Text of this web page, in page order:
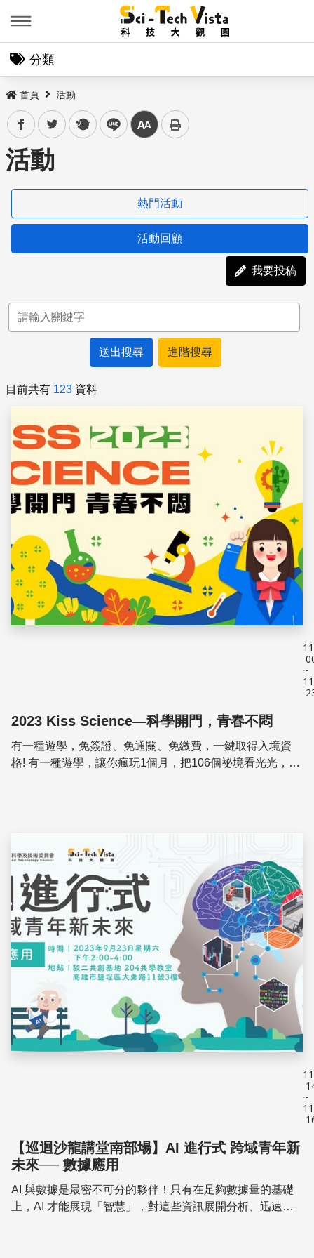
分類
首頁 活動
facebooktwitter plurk line 中
活動
熱門活動
活動回顧
我要投稿
進階搜尋
目前共有 123 資料
~
2023 Kiss Science—科學開門，青春不悶
有一種遊學，免簽證、免通關、免繳費，一鍵取得入境資
格! 有一種遊學，讓你瘋玩1個月，把106個祕境看光光，還
~
【巡迴沙龍講堂南部場】AI 進行式 跨域青年新
未來── 數據應用
AI 與數據是最密不可分的夥伴！只有在足夠數據量的基礎
上，AI 才能展現「智慧」，對這些資訊展開分析、迅速處